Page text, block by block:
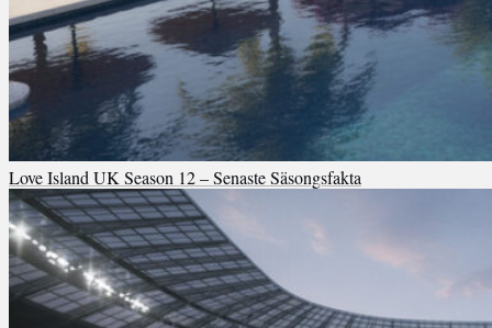
Love Island UK Season 12 – Senaste Säsongsfakta